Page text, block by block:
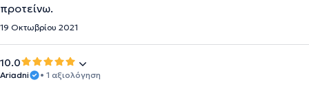
προτείνω.
19 Οκτωβρίου 2021
10.0
Ariadni • 1 αξιολόγηση